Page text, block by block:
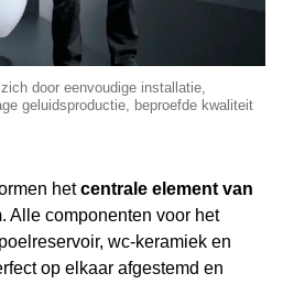
door eenvoudige installatie,
geluidsproductie, beproefde kwaliteit
hetcentrale element van
. Alle componenten voor het
wc-keramiek en
op elkaar afgestemd en